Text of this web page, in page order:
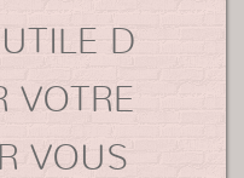
D
VOTRE
VOUS